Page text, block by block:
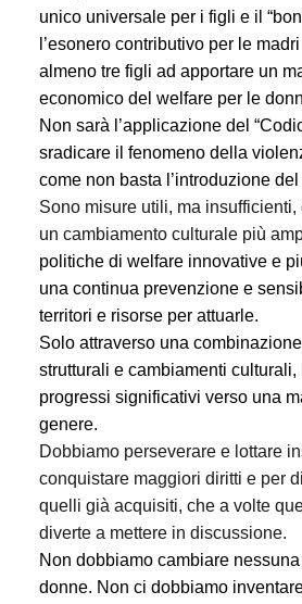
unico universale per i figli e il “
l’esonero contributivo per le
almeno tre figli ad apportare un
economico del welfare per le
Non sarà l’applicazione del
sradicare il fenomeno della
come non basta l’introduzione del
Sono misure utili, ma insufficienti,
un cambiamento culturale più
politiche di welfare innovative e
una continua prevenzione e
territori e risorse per attuarle.
Solo attraverso una
strutturali e cambiamenti culturali,
progressi significativi verso una
genere.
Dobbiamo perseverare e lottare
conquistare maggiori diritti e per
quelli già acquisiti, che a volte
diverte a mettere in discussione.
Non dobbiamo cambiare nessuna
donne. Non ci dobbiamo